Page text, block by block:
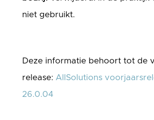
niet gebruikt.
Deze informatie behoort tot de
release: AllSolutions
26.0.04